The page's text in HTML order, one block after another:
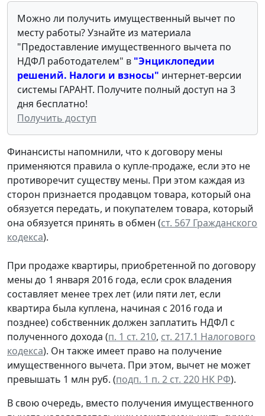
Можно ли получить имущественный вычет по
месту работы? Узнайте из материала
"Предоставление имущественного вычета по
НДФЛ работодателем" в "Энциклопедии
решений. Налоги и взносы" интернет-версии
системы ГАРАНТ. Получите полный доступ на 3
дня бесплатно!
Получить доступ
Финансисты напомнили, что к договору мены
применяются правила о купле-продаже, если это не
противоречит существу мены. При этом каждая из
сторон признается продавцом товара, который она
обязуется передать, и покупателем товара, который
она обязуется принять в обмен (ст. 567 Гражданского
кодекса).
При продаже квартиры, приобретенной по договору
мены до 1 января 2016 года, если срок владения
составляет менее трех лет (или пяти лет, если
квартира была куплена, начиная с 2016 года и
позднее) собственник должен заплатить НДФЛ с
полученного дохода (п. 1 ст. 210, ст. 217.1 Налогового
кодекса). Он также имеет право на получение
имущественного вычета. При этом, вычет не может
превышать 1 млн руб. (подп. 1 п. 2 ст. 220 НК РФ).
В свою очередь, вместо получения имущественного